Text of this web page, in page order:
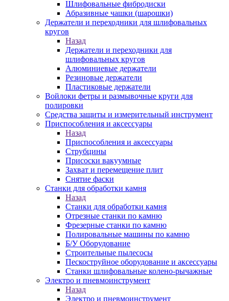
Шлифовальные фибродиски
Абразивные чашки (шарошки)
Держатели и переходники для шлифовальных
кругов
Назад
Держатели и переходники для
шлифовальных кругов
Алюминиевые держатели
Резиновые держатели
Пластиковые держатели
Войлоки фетры и размывочные круги для
полировки
Средства защиты и измерительный инструмент
Приспособления и аксессуары
Назад
Приспособления и аксессуары
Струбцины
Присоски вакуумные
Захват и перемещение плит
Снятие фаски
Станки для обработки камня
Назад
Станки для обработки камня
Отрезные станки по камню
Фрезерные станки по камню
Полировальные машины по камню
Б/У Оборудование
Строительные пылесосы
Пескоструйное оборудование и аксессуары
Станки шлифовальные колено-рычажные
Электро и пневмоинструмент
Назад
Электро и пневмоинструмент